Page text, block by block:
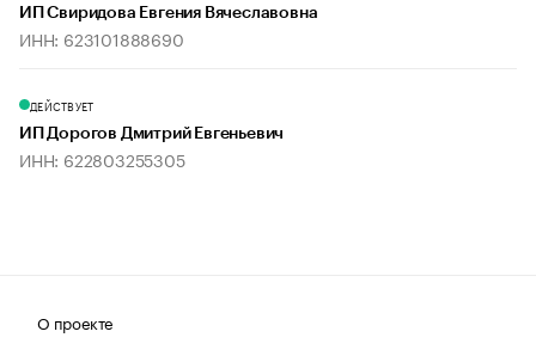
ИП Свиридова Евгения Вячеславовна
ИНН: 623101888690
ДЕЙСТВУЕТ
ИП Дорогов Дмитрий Евгеньевич
ИНН: 622803255305
О проекте